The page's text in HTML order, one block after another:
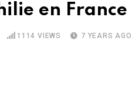
en France
1114 VIEWS 7 YEARS AGO